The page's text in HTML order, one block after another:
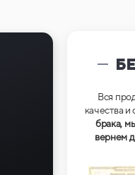
Вся
качества
брака,
вернем